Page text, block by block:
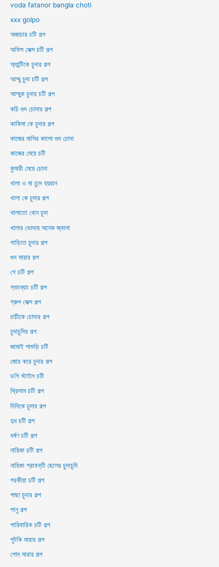
voda fatanor bangla choti
xxx golpo
অজাচার চটি গল্প
অফিস সেক্স চটি গল্প
অ্যান্টিকে চুদার গল্প
আম্মু চুদা চটি গল্প
আম্মুক চুদার চটি গল্প
কচি গুদ চোদার গল্প
কাকিমা কে চুদার গল্প
কাজের মাসির কালো গুদ চোদা
কাজের মেয়ে চটি
কুমারী মেয়ে চোদা
খালা ও মা চুদে হয়রান
খালা কে চুদার গল্প
খালাতো বোন চুদা
খালার ভোদায় অনেক জ্বালা
গাড়িতে চুদার গল্প
গুদ মারার গল্প
গে চটি গল্প
গ্যাংব্যাং চটি গল্প
গ্রুপ সেক্স গল্প
চাচীকে চোদার গল্প
চুদাচুদির গল্প
জামাই শাশুড়ি চটি
জোর করে চুদার গল্প
ডগি স্টাইল চটি
থ্রিসাম চটি গল্প
দিদিকে চুদার গল্প
দুধ চটি গল্প
ধর্ষণ চটি গল্প
নায়িকা চটি গল্প
নায়িকা শ্রাবন্তী ছেলের চুদাচুদি
পরকীয়া চটি গল্প
পাছা চুদার গল্প
পানু গল্প
পারিবারিক চটি গল্প
পুটকি মারার গল্প
পোদ মারার গল্প